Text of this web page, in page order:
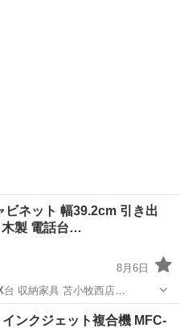
ビネット 幅39.2cm 引き出
木製 電話台…
8月6日
台 収納家具 苫小牧西店
ンクジェット複合機 MFC-